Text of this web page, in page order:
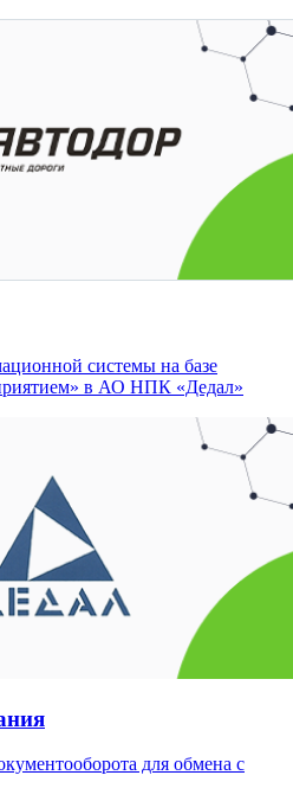
системы на базе
в АО НПК «Дедал»
для обмена с